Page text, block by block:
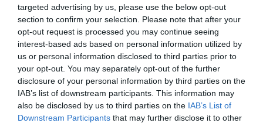
targeted advertising by us, please use the below opt-out
section to confirm your selection. Please note that after your
opt-out request is processed you may continue seeing
interest-based ads based on personal information utilized by
us or personal information disclosed to third parties prior to
your opt-out. You may separately opt-out of the further
disclosure of your personal information by third parties on the
IAB’s list of downstream participants. This information may
also be disclosed by us to third parties on the IAB’s List of
Downstream Participants that may further disclose it to other
ΠΟΛΙΤΙΚΗ